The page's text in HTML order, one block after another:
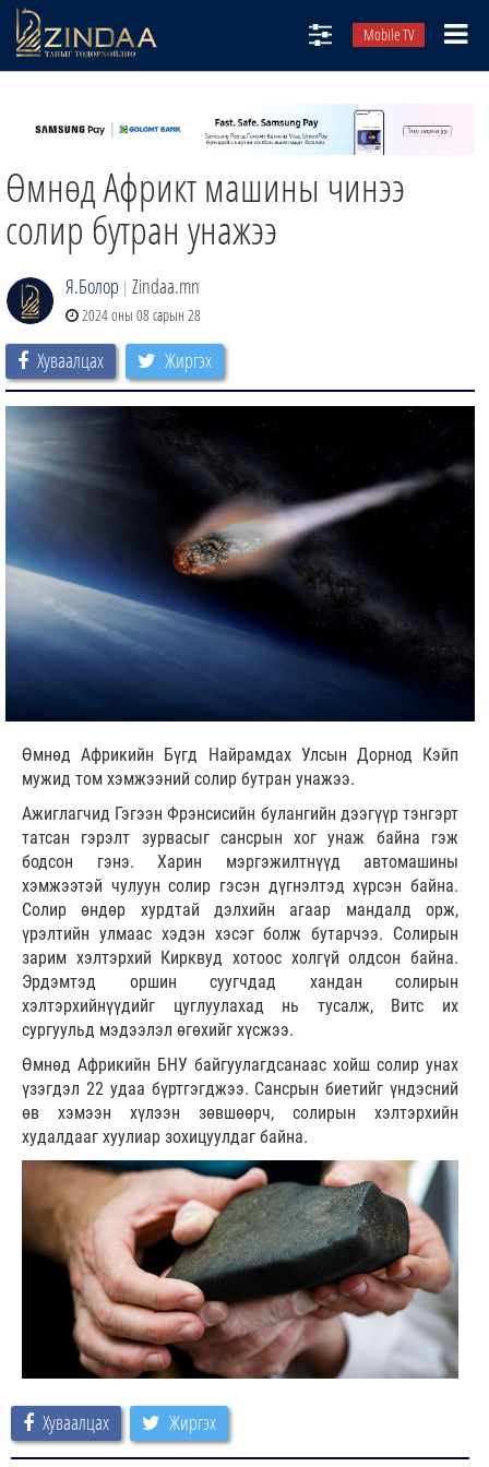
Mobile TV
ТВ8
ӨГЛӨӨНИЙ СОНИН
АУДИО ЗОХИОЛ
ЗИНДАА СЭТГҮҮЛ
Өмнөд Африкт машины чинээ
солир бутран унажээ
Я.Болор | Zindaa.mn
2024 оны 08 сарын 28
Хуваалцах Жиргэх
Өмнөд Африкийн Бүгд Найрамдах Улсын Дорнод Кэйп
мужид том хэмжээний солир бутран унажээ.
Ажиглагчид Гэгээн Фрэнсисийн булангийн дээгүүр тэнгэрт
татсан гэрэлт зурвасыг сансрын хог унаж байна гэж
бодсон гэнэ. Харин мэргэжилтнүүд автомашины
хэмжээтэй чулуун солир гэсэн дүгнэлтэд хүрсэн байна.
Солир өндөр хурдтай дэлхийн агаар мандалд орж,
үрэлтийн улмаас хэдэн хэсэг болж бутарчээ. Солирын
зарим хэлтэрхий Кирквуд хотоос холгүй олдсон байна.
Эрдэмтэд оршин суугчдад хандан солирын
хэлтэрхийнүүдийг цуглуулахад нь тусалж, Витс их
сургуульд мэдээлэл өгөхийг хүсжээ.
Өмнөд Африкийн БНУ байгуулагдсанаас хойш солир унах
үзэгдэл 22 удаа бүртгэгджээ. Сансрын биетийг үндэсний
өв хэмээн хүлээн зөвшөөрч, солирын хэлтэрхийн
худалдааг хуулиар зохицуулдаг байна.
Хуваалцах Жиргэх